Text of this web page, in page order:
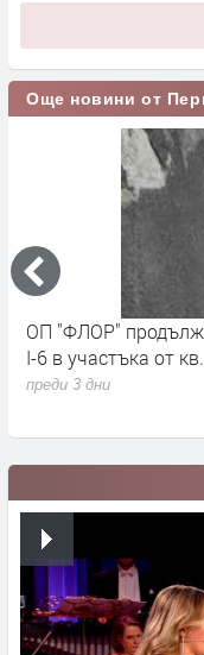
Още новини от
ОП "ФЛОР"
I-6 в участъка от
преди 3 дни